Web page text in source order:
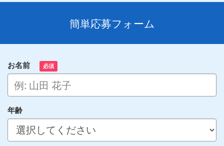
簡単応募フォーム
お名前 必須
年齢